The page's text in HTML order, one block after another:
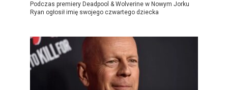
Podczas premiery Deadpool & Wolverine w Nowym Jorku
Ryan ogłosił imię swojego czwartego dziecka